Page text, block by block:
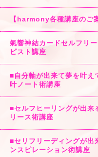
【harmony各種講座のご
氣響神結カードセルフリ
ピスト講座
■自分軸が出来て夢を叶え
叶ノート術講座
■セルフヒーリングが出来
リース術講座
■セリフリーディングが出
ンスピレーション術講座